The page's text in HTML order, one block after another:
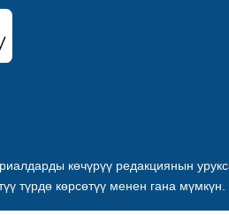
көчүрүү редакциянын
түрдө көрсөтүү менен гана мүмкүн.